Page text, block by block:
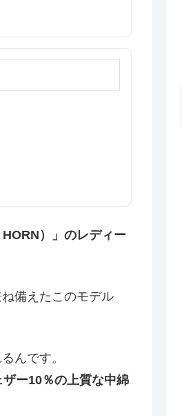
HORN）」のレディー
備えたこのモデル
んです。
ー10％の上質な中綿